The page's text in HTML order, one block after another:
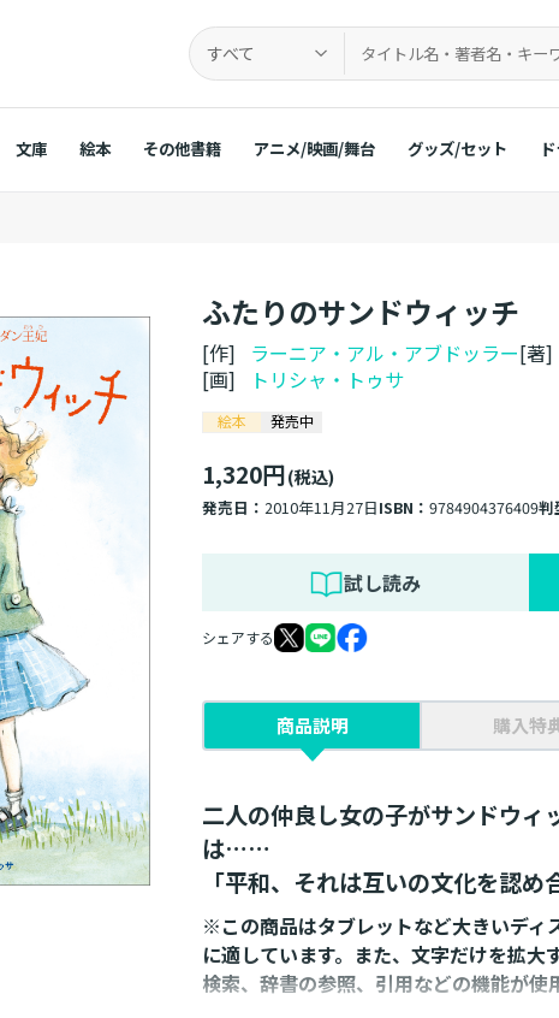
すべて
文庫 絵本 その他書籍 アニメ/映画/舞台 グッズ/セット
ふたりのサンドウィッチ
[作] ラーニア・アル・アブドッラー[著]
[画]
トリシャ・トゥサ
絵本 発売中
1,320円(税込)
発売日：2010年11月27日ISBN：9784904376409判
試し読み
シェアする
商品説明 購入特
二人の仲良し女の子がサンドウィ
は……
「平和、それは互いの文化を認め
※この商品はタブレットなど大きいディ
に適しています。また、文字だけを拡大
検索、辞書の参照、引用などの機能が使